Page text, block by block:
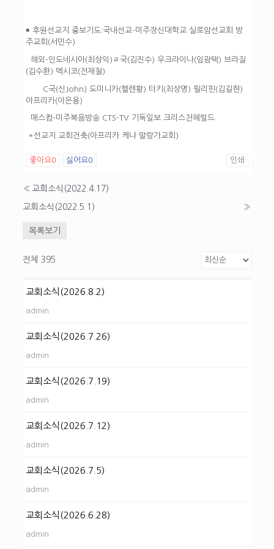
￭ 후원선교지 중보기도:국내선교-미주장신대학교 실로암선교회 방
주교회(서민수)
해외-인도네시아(최상익)ㄹ국(김진수) 우크라이나(임광택) 브라질
(김수환) 멕시코(전재철)
C국(신John) 도미니카(헬렌황) 터키(최상명) 필리핀(김길현)
아프리카(이은용)
매스컴-미주복음방송 CTS-TV 기독일보 크리스천헤럴드
*선교지 교회건축(아프리카 케냐 말랑가교회)
좋아요0 싫어요0 인쇄
« 교회소식(2022.4.17)
교회소식(2022.5.1) »
목록보기
전체 395
교회소식(2026.8.2)
admin
교회소식(2026.7.26)
admin
교회소식(2026.7.19)
admin
교회소식(2026.7.12)
admin
교회소식(2026.7.5)
admin
교회소식(2026.6.28)
admin